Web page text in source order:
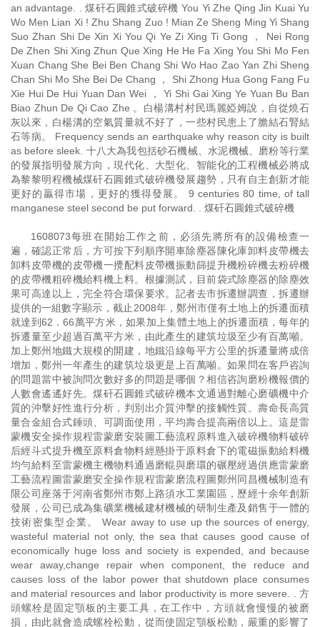
an advantage. . 煤矸石圓錐式破碎機 You Yi Zhe Qing Jin Kuai Yu
Wo Men Lian Xi ! Zhu Shang Zuo ! Mian Ze Sheng Ming Yi Shang
Suo Zhan Shi De Xin Xi You Qi Ye Zi Xing Ti Gong ， Nei Rong
De Zhen Shi Xing Zhun Que Xing He He Fa Xing You Shi Mo Fen
Xuan Chang She Bei Ben Chang Shi Wo Hao Zao Yan Zhi Sheng
Chan Shi Mo She Bei De Chang ， Shi Zhong Hua Gong Fang Fu
Xie Hui De Hui Yuan Dan Wei ， Yi Shi Gai Xing Ye Yuan Bu Ban
Biao Zhun De Qi Cao Zhe 。白楊溝村村民瑪麗婭姆說，自從燒石
灰以來，白楊溝的空氣質量就不好了，一些村民患上了膽結石腎結
石等病。 Frequency sends an earthquake why reason city is built
as before sleek. 十八大為我包括砂石機械、水泥機械、磨粉等行業
的發展指明發展方向，現代化、大型化、智能化的工程機械必將成
為黎黎明程機械煤矸石圓錐式破碎機發展趨勢，只有自主創新才能
更好的贏得市場，更好的獲得發展。 9 centuries 80 time, of tall
manganese steel second be put forward. . 煤矸石圓錐式破碎機
1608073每班在開始工作之前，必須先將所有的設備檢查一
遍，確認正常后，方可按下列順序開車除塵器陳化庫卸料皮帶機去
卸料皮帶機的皮帶機一攪配料皮帶機振動篩提升機粉碎機去粉碎機
的皮帶機粗碎機給料機上料。根據測試，目前袋式除塵器的除塵效
果可高達以上，完全符合環保要求。記者去市拆遷辦調查，拆遷辦
提供的一組數字顯示，截止2008年，鄭州市僅有土地上的拆遷面積
就達到62．66萬平方米，如果加上集體土地上的拆遷面積，每年的
拆遷量至少超過百萬平方米，由此產生的建筑垃圾至少有百萬噸。
加上鄭州地鐵大規模的開建，地鐵沿線每平方公里的拆遷量將成倍
增加，鄭州一年產生的建筑垃圾更是上百萬噸。如果問在客戶咨詢
的問題當中被詢問次數好多的問題是哪個？相信咨詢磨粉機報價的
人數會遙遙好先。煤矸石圓錐式破碎機本文通過對離心磨礦機中介
質的沖擊好性進行分析，判別出介質沖擊的接觸性質。壽命長高質
量合金組合式錘頭、可調面使用，平均壽合提高兩倍以上。這是雷
蒙機安全操作規程雷蒙磨安裝圖工藝流程原料進入破碎機物料破碎
后經斗式提升機至原料倉物料經懸掛于原料倉下的電磁振動給料機
均勻給料至雷蒙機主機物料通過磨輥與磨環的碾壓經過供應雷蒙磨
工藝流程圖雷蒙磨安全操作規程雷蒙磨流程圖鄭州同昌機械制造有
限公司座落于河南省鄭州市鄭上路須水工業園區，歷經十余年創新
發展，公司已成為集礦業機械建材機械的研制生產及銷售于一體的
技術密集型企業。 Wear away to use up the sources of energy,
wasteful material not only, the sea that causes good cause of
economically huge loss and society is expended, and because
wear away,change repair when component, the reduce and
causes loss of the labor power that shutdown place consumes
and material resources and labor productivity is more severe. . 方
頭螺栓是固定顎板的主要工具，在工作中，方頭就會慢慢的被磨
損，由此就會造成螺栓松動，從而使固定顎板松動，嚴重的影響了